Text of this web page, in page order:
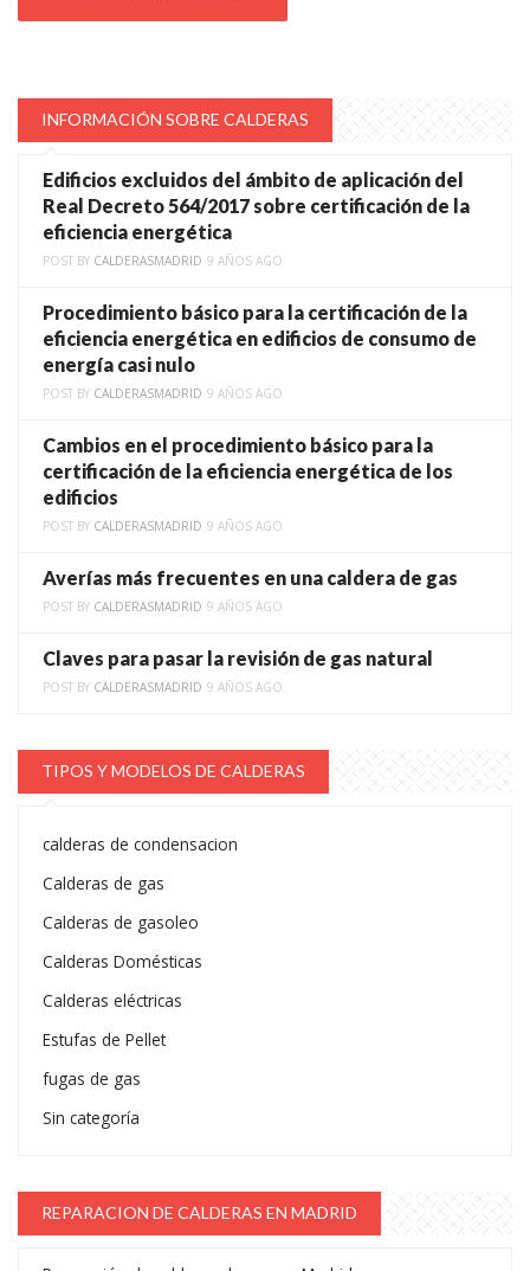
INFORMACIÓN SOBRE CALDERAS
Edificios excluidos del ámbito de aplicación del
Real Decreto 564/2017 sobre certificación de la
eficiencia energética
POST BY CALDERASMADRID 9 AÑOS AGO
Procedimiento básico para la certificación de la
eficiencia energética en edificios de consumo de
energía casi nulo
POST BY CALDERASMADRID 9 AÑOS AGO
Cambios en el procedimiento básico para la
certificación de la eficiencia energética de los
edificios
POST BY CALDERASMADRID 9 AÑOS AGO
Averías más frecuentes en una caldera de gas
POST BY CALDERASMADRID 9 AÑOS AGO
Claves para pasar la revisión de gas natural
POST BY CALDERASMADRID 9 AÑOS AGO
TIPOS Y MODELOS DE CALDERAS
calderas de condensacion
Calderas de gas
Calderas de gasoleo
Calderas Domésticas
Calderas eléctricas
Estufas de Pellet
fugas de gas
Sin categoría
REPARACION DE CALDERAS EN MADRID